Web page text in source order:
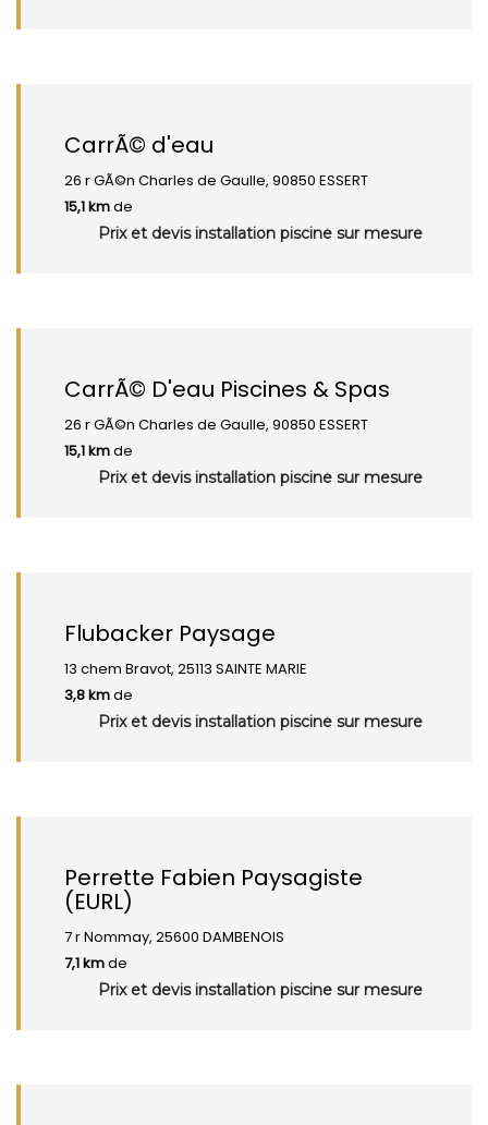
CarrÃ© d'eau
26 r GÃ©n Charles de Gaulle, 90850 ESSERT
15,1 kmde
Prix et devis installation piscine sur mesure
CarrÃ© D'eau Piscines & Spas
26 r GÃ©n Charles de Gaulle, 90850 ESSERT
15,1 kmde
Prix et devis installation piscine sur mesure
Flubacker Paysage
13 chem Bravot, 25113 SAINTE MARIE
3,8 kmde
Prix et devis installation piscine sur mesure
Perrette Fabien Paysagiste
(EURL)
7 r Nommay, 25600 DAMBENOIS
7,1 kmde
Prix et devis installation piscine sur mesure